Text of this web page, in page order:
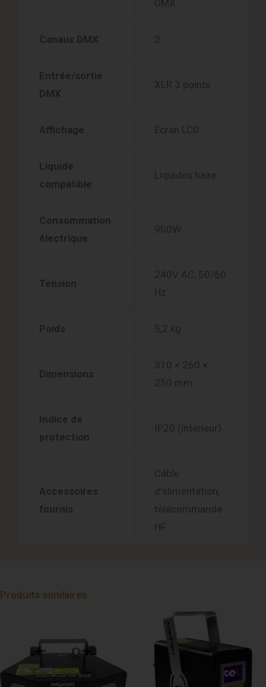
DMX
Canaux DMX 2
Entrée/sortie
DMX
XLR 3 points
Affichage Écran LCD
Liquide
compatible
Liquides haze
Consommation
électrique
900W
Tension
240V AC, 50/60
Hz
Poids 5,2 kg
Dimensions
310 × 260 ×
250 mm
Indice de
protection
IP20 (intérieur)
Accessoires
fournis
Câble
d’alimentation,
télécommande
HF
Produits similaires